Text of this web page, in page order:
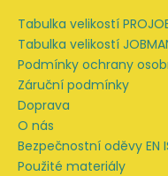
Tabulka velikostí
Tabulka velikostí
Podmínky ochrany
Záruční podmínky
Doprava
O nás
Bezpečnostní oděvy EN
Použité materiály